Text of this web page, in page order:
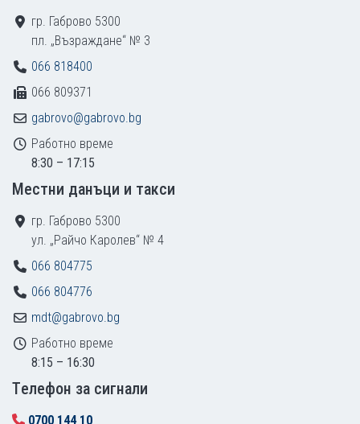
гр. Габрово 5300
пл. „Възраждане“ № 3
066 818400
066 809371
gabrovo@gabrovo.bg
Работно време
8:30 – 17:15
Местни данъци и такси
гр. Габрово 5300
ул. „Райчо Каролев“ № 4
066 804775
066 804776
mdt@gabrovo.bg
Работно време
8:15 – 16:30
Tелефон за сигнали
0700 144 10